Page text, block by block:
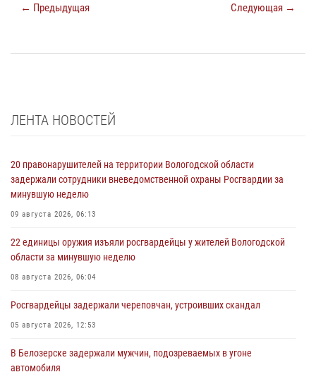
← Предыдущая Следующая →
ЛЕНТА НОВОСТЕЙ
20 правонарушителей на территории Вологодской области
задержали сотрудники вневедомственной охраны Росгвардии за
минувшую неделю
09 августа 2026, 06:13
22 единицы оружия изъяли росгвардейцы у жителей Вологодской
области за минувшую неделю
08 августа 2026, 06:04
Росгвардейцы задержали череповчан, устроивших скандал
05 августа 2026, 12:53
В Белозерске задержали мужчин, подозреваемых в угоне
автомобиля